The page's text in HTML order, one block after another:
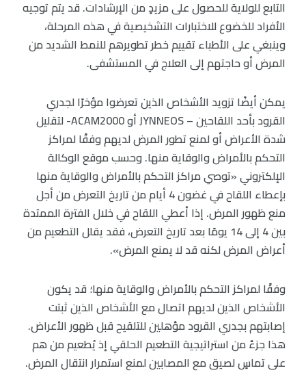
التابع للولاية للحصول على مزيدٍ من الإرشادات. قد يتم توجيه
الأفراد للخضوع للاختبارات التشخيصية في هذه المرحلة،
وينبغي على الأطباء تقييم خطر تطويرهم للنمط الشديد من
المرض أو حاجتهم إلى العلاج في المستشفى.
يمكن أيضًا تزويد الأشخاص الذين تعرضوا مؤخرًا لجدري
القرود بأحد اللقاحين – JYNNEOS أو ACAM2000- لتقليل
شدة الأعراض أو لمنع تطور المرض لديهم وفقًا لمراكز
التحكم بالأمراض والوقاية منها. وحسب موقع الوكالة
الإلكتروني «توصي مراكز التحكم بالأمراض والوقاية منها
بإعطاء اللقاح في غضون 4 أيام من تاريخ التعرض من أجل
منع ظهور المرض. إذا أعطي اللقاح في خلال الفترة الممتدة
بين 4 إلى 14 يومًا بعد تاريخ التعرض، فقد يقلل التطعيم من
أعراض المرض لكنه قد لا يمنع المرض».
وفقًا لمراكز التحكم بالأمراض والوقاية منها؛ قد يكون
الأشخاص الذين لديهم اتصال مع الأشخاص الذين ثبتت
إصابتهم بجدري القرود مؤهلين للتلقيح قبل ظهور الأعراض.
هذا جزءٌ من استراتيجية التطعيم الحلقي إذ يُطعيم من هم
على تماسٍ لصيق مع المصابين لمنع استمرار انتقال المرض.